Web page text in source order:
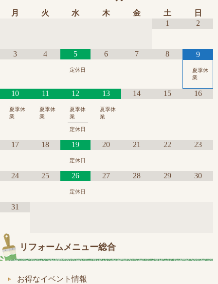
月 火 水 木 金 土
日
1
2
3 4 5
定休日
6 7 8 9
夏季休
業
10
夏季休
業
11
夏季休
業
12
夏季休
業
定休日
13
夏季休
業
14 15 16
17 18 19
定休日
20 21 22 23
24 25 26
定休日
27 28 29 30
31
リフォームメニュー総合
お得なイベント情報